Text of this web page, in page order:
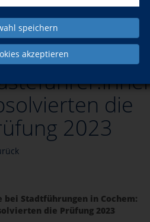
speichern
akzeptieren
die
2023
Stadtführungen in Cochem:
die Prüfung 2023